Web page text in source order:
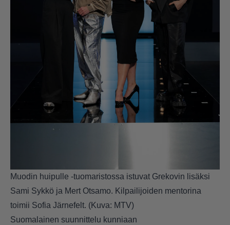
Muodin huipulle -tuomaristossa istuvat Grekovin lisäksi
Sami Sykkö ja Mert Otsamo. Kilpailijoiden mentorina
toimii Sofia Järnefelt. (Kuva: MTV)
Suomalainen suunnittelu kunniaan